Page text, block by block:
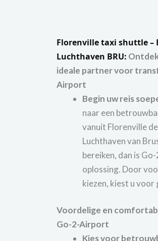
Florenville taxi shuttle –
Luchthaven BRU:
ideale partner voor
Airport
Begin uw reis
naar een
vanuit Florenville
Luchthaven van
bereiken, dan is
oplossing. Door
kiezen, kiest u voor
Voordelige en
Go-2-Airport
Kies voor